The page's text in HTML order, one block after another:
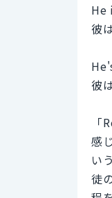
He
彼
彼
感
い
徒